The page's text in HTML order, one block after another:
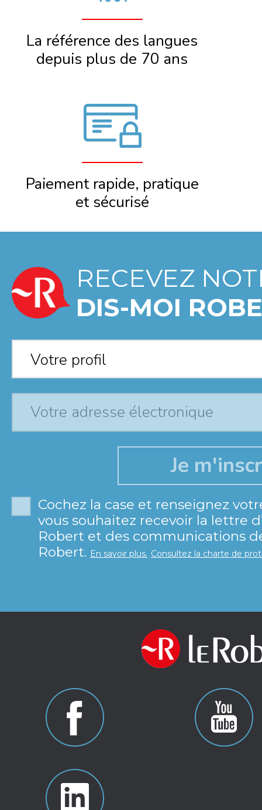
La référence des langues
depuis plus de 70 ans
Paiement rapide, pratique
et sécurisé
RECEVEZ
DIS-MOI
Votre profil*
Votre profil
Cochez la case et renseignez
vous souhaitez recevoir la lettre
Robert et des communications
Robert. En savoir plus. Consultez la charte de